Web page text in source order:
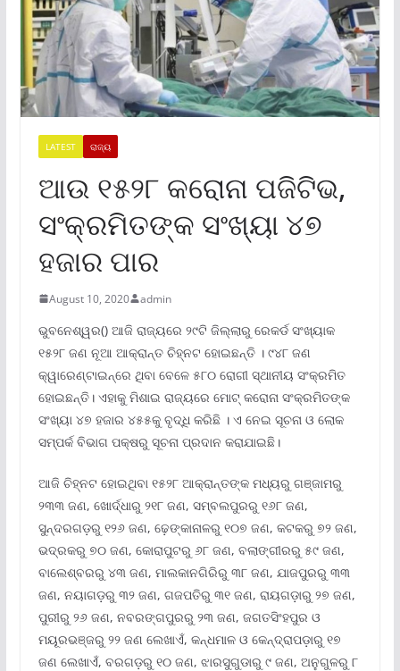
LATEST ରାଜ୍ୟ
ଆଉ ୧୫୨୮ କରୋନା ପଜିଟିଭ,
ସଂକ୍ରମିତଙ୍କ ସଂଖ୍ୟା ୪୭
ହଜାର ପାର
August 10, 2020 admin
ଭୁବନେଶ୍ୱର() ଆଜି ରାଜ୍ୟରେ ୨୯ଟି ଜିଲ୍ଲାରୁ ରେକର୍ଡ ସଂଖ୍ୟାକ
୧୫୨୮ ଜଣ ନୂଆ ଆକ୍ରାନ୍ତ ଚିହ୍ନଟ ହୋଇଛନ୍ତି । ୯୪୮ ଜଣ
କ୍ୱାରେଣ୍ଟାଇନ୍‌ରେ ଥିବା ବେଳେ ୫୮୦ ରୋଗୀ ସ୍ଥାନୀୟ ସଂକ୍ରମିତ
ହୋଇଛନ୍ତି। ଏହାକୁ ମିଶାଇ ରାଜ୍ୟରେ ମୋଟ୍ କରୋନା ସଂକ୍ରମିତଙ୍କ
ସଂଖ୍ୟା ୪୭ ହଜାର ୪୫୫କୁ ବୃଦ୍ଧି କରିଛି । ଏ ନେଇ ସୂଚନା ଓ ଲୋକ
ସମ୍ପର୍କ ବିଭାଗ ପକ୍ଷରୁ ସୂଚନା ପ୍ରଦାନ କରାଯାଇଛି।
ଆଜି ଚିହ୍ନଟ ହୋଇଥିବା ୧୫୨୮ ଆକ୍ରାନ୍ତଙ୍କ ମଧ୍ୟରୁ ଗଞ୍ଜାମରୁ
୨୩୩ ଜଣ, ଖୋର୍ଦ୍ଧାରୁ ୨୧୮ ଜଣ, ସମ୍ବଲପୁରରୁ ୧୬୮ ଜଣ,
ସୁନ୍ଦରଗଡ଼ରୁ ୧୨୬ ଜଣ, ଢ଼େଙ୍କାନାଳରୁ ୧୦୭ ଜଣ, କଟକରୁ ୭୨ ଜଣ,
ଭଦ୍ରକରୁ ୭୦ ଜଣ, କୋରାପୁଟରୁ ୬୮ ଜଣ, ବଲାଙ୍ଗୀରରୁ ୫୯ ଜଣ,
ବାଲେଶ୍ବରରୁ ୪୩ ଜଣ, ମାଲକାନଗିରିରୁ ୩୮ ଜଣ, ଯାଜପୁରରୁ ୩୩
ଜଣ, ନୟାଗଡ଼ରୁ ୩୨ ଜଣ, ଗଜପତିରୁ ୩୧ ଜଣ, ରାୟଗଡ଼ାରୁ ୨୭ ଜଣ,
ପୁରୀରୁ ୨୬ ଜଣ, ନବରଙ୍ଗପୁରରୁ ୨୩ ଜଣ, ଜଗତସିଂହପୁର ଓ
ମୟୂରଭଞ୍ଜରୁ ୨୨ ଜଣ ଲେଖାଏଁ, କନ୍ଧମାଳ ଓ କେନ୍ଦ୍ରାପଡ଼ାରୁ ୧୭
ଜଣ ଲେଖାଏଁ, ବରଗଡ଼ରୁ ୧୦ ଜଣ, ଝାରସୁଗୁଡାରୁ ୯ ଜଣ, ଅନୁଗୁଳରୁ ୮